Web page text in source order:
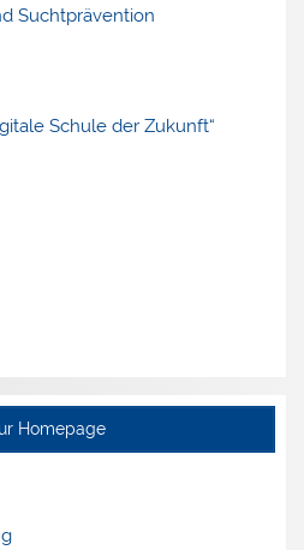
Suchtprävention
Schule der Zukunft“
Homepage